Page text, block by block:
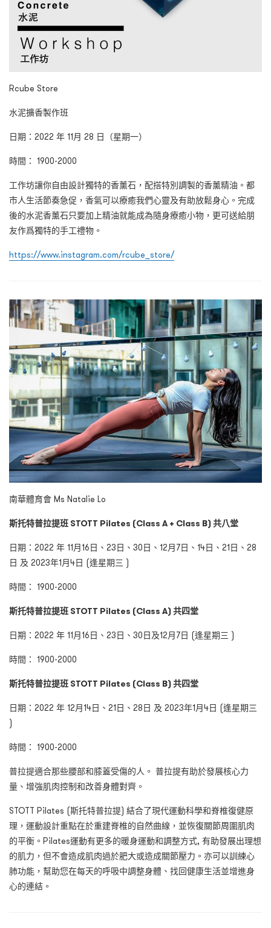
Rcube Store
水泥擴香製作班
日期：2022 年 11月 28 日（星期一）
時間： 1900-2000
工作坊讓你自由設計獨特的香薰石，配搭特別調製的香薰精油。都
市人生活節奏急促，香氣可以療癒我們心靈及有助放鬆身心。完成
後的水泥香薰石只要加上精油就能成為隨身療癒小物，更可送給朋
友作爲獨特的手工禮物。
https://www.instagram.com/rcube_store/
南華體育會 Ms Natalie Lo
斯托特普拉提班 STOTT Pilates (Class A + Class B) 共八堂
日期：2022 年 11月16日、23日、30日、12月7日、14日、21日、28
日 及 2023年1月4日 (逢星期三 )
時間： 1900-2000
斯托特普拉提班 STOTT Pilates (Class A) 共四堂
日期：2022 年 11月16日、23日、30日及12月7日 (逢星期三 )
時間： 1900-2000
斯托特普拉提班 STOTT Pilates (Class B) 共四堂
日期：2022 年 12月14日、21日、28日 及 2023年1月4日 (逢星期三
)
時間： 1900-2000
普拉提適合那些腰部和膝蓋受傷的人。 普拉提有助於發展核心力
量、增強肌肉控制和改善身體對齊。
STOTT Pilates (斯托特普拉提) 結合了現代運動科學和脊椎復健原
理，運動設計重點在於重建脊椎的自然曲線，並恢復關節周圍肌肉
的平衡。Pilates運動有更多的暖身運動和調整方式, 有助發展出理想
的肌力，但不會造成肌肉過於肥大或造成關節壓力。亦可以訓練心
肺功能，幫助您在每天的呼吸中調整身體、找回健康生活並增進身
心的連結。